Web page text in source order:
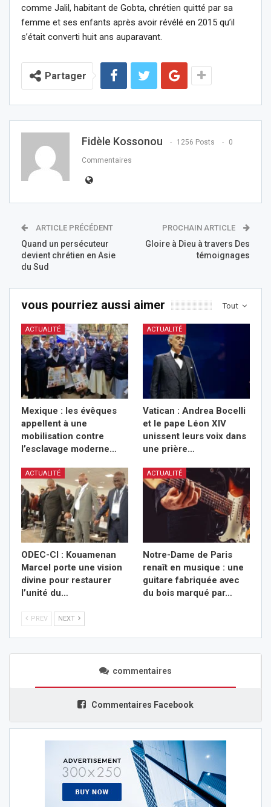
comme Jalil, habitant de Gobta, chrétien quitté par sa
femme et ses enfants après avoir révélé en 2015 qu’il
s’était converti huit ans auparavant.
Partager
Fidèle Kossonou 1256 Posts 0
Commentaires
ARTICLE PRÉCÉDENT
Quand un persécuteur
devient chrétien en Asie
du Sud
PROCHAIN ARTICLE
Gloire à Dieu à travers Des
témoignages
Tout
vous pourriez aussi aimer
ACTUALITÉ
Mexique : les évêques
appellent à une
mobilisation contre
l’esclavage moderne…
ACTUALITÉ
Vatican : Andrea Bocelli
et le pape Léon XIV
unissent leurs voix dans
une prière…
ACTUALITÉ
ODEC-CI : Kouamenan
Marcel porte une vision
divine pour restaurer
l’unité du…
ACTUALITÉ
Notre-Dame de Paris
renaît en musique : une
guitare fabriquée avec
du bois marqué par…
PREV NEXT
commentaires
Commentaires Facebook